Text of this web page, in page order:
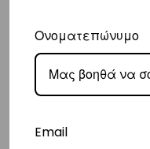
BOROLA, WEAR YOUR EMOTIONS
Ονοματεπώνυμο
Email